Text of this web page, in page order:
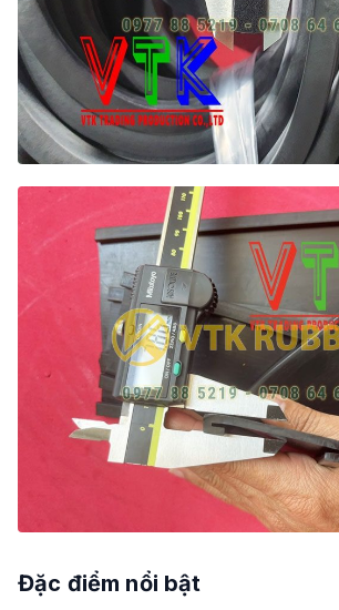
Đặc điểm nổi bật